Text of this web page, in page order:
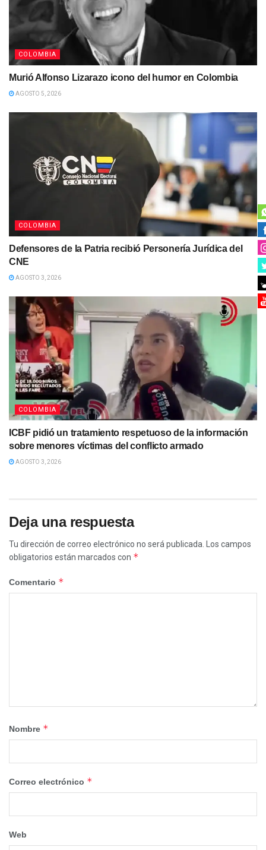
COLOMBIA
Murió Alfonso Lizarazo icono del humor en Colombia
AGOSTO 5, 2026
COLOMBIA
Defensores de la Patria recibió Personería Jurídica del
CNE
AGOSTO 3, 2026
COLOMBIA
ICBF pidió un tratamiento respetuoso de la información
sobre menores víctimas del conflicto armado
AGOSTO 3, 2026
Deja una respuesta
Tu dirección de correo electrónico no será publicada.
Los campos
obligatorios están marcados con *
Comentario *
Nombre *
Correo electrónico *
Web